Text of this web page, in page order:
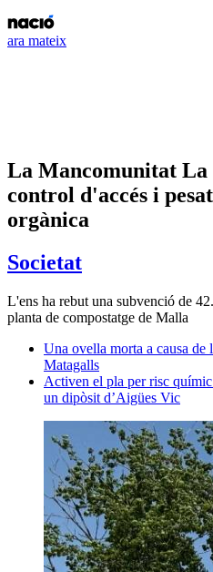
ara mateix
La Mancomunitat
control d'accés i
orgànica
Societat
L'ens ha rebut una subvenció de
planta de compostatge de Malla
Una ovella morta a causa de
Matagalls
Activen el pla per risc
un dipòsit d’Aigües Vic